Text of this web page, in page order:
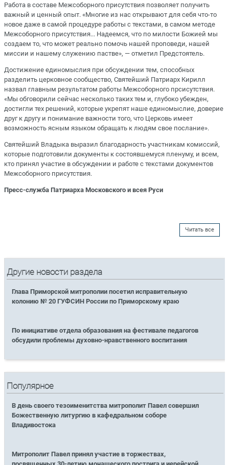
Работа в составе Межсоборного присутствия позволяет получить
важный и ценный опыт. «Многие из нас открывают для себя что-то
новое даже в самой процедуре работы с текстами, в самом методе
Межсоборного присутствия... Надеемся, что по милости Божией мы
создаем то, что может реально помочь нашей проповеди, нашей
миссии и нашему служению пастве», — отметил Предстоятель.
Достижение единомыслия при обсуждении тем, способных
разделить церковное сообщество, Святейший Патриарх Кирилл
назвал главным результатом работы Межсоборного прсисутствия.
«Мы обговорили сейчас несколько таких тем и, глубоко убежден,
достигли тех решений, которые укрепят наше единомыслие, доверие
друг к другу и понимание важности того, что Церковь имеет
возможность ясным языком обращать к людям свое послание».
Святейший Владыка выразил благодарность участникам комиссий,
которые подготовили документы к состоявшемуся пленуму, и всем,
кто принял участие в обсуждении и работе с текстами документов
Межсоборного присутствия.
Пресс-служба Патриарха Московского и всея Руси
Читать все
Другие новости раздела
Глава Приморской митрополии посетил исправительную
колонию № 20 ГУФСИН России по Приморскому краю
По инициативе отдела образования на фестивале педагогов
обсудили проблемы духовно-нравственного воспитания
Популярное
В день своего тезоименитства митрополит Павел совершил
Божественную литургию в кафедральном соборе
Владивостока
Митрополит Павел принял участие в торжествах,